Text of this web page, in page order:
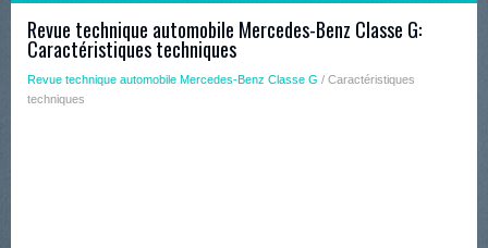
Revue technique automobile Mercedes-Benz Classe G:
Caractéristiques techniques
Revue technique automobile Mercedes-Benz Classe G / Caractéristiques
techniques